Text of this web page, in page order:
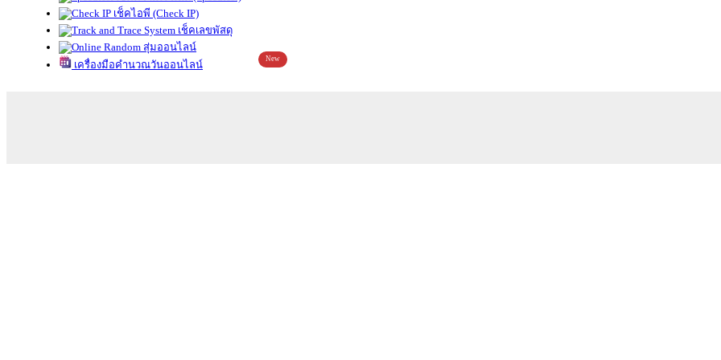
เช็คไอพี (Check IP)
เช็คเลขพัสดุ
สุ่มออนไลน์
เครื่องมือคำนวณวันออนไลน์
New